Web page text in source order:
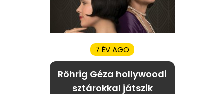
7 ÉV AGO
Röhrig Géza hollywoodi
sztárokkal játszik